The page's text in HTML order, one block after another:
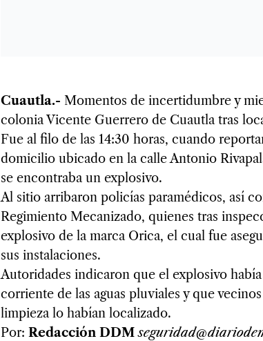
Cuautla.- Momentos de incertidumbre y
colonia Vicente Guerrero de Cuautla tras
Fue al filo de las 14:30 horas, cuando
domicilio ubicado en la calle Antonio
se encontraba un explosivo.
Al sitio arribaron policías paramédicos, así
Regimiento Mecanizado, quienes tras
explosivo de la marca Orica, el cual fue
sus instalaciones.
Autoridades indicaron que el explosivo
corriente de las aguas pluviales y que
limpieza lo habían localizado.
Por: Redacción DDM